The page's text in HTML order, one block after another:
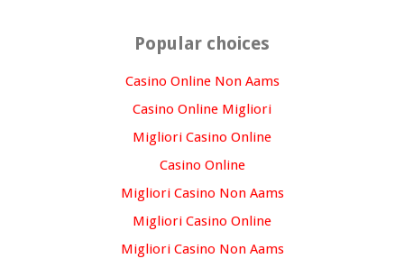
Popular choices
Casino Online Non Aams
Casino Online Migliori
Migliori Casino Online
Casino Online
Migliori Casino Non Aams
Migliori Casino Online
Migliori Casino Non Aams